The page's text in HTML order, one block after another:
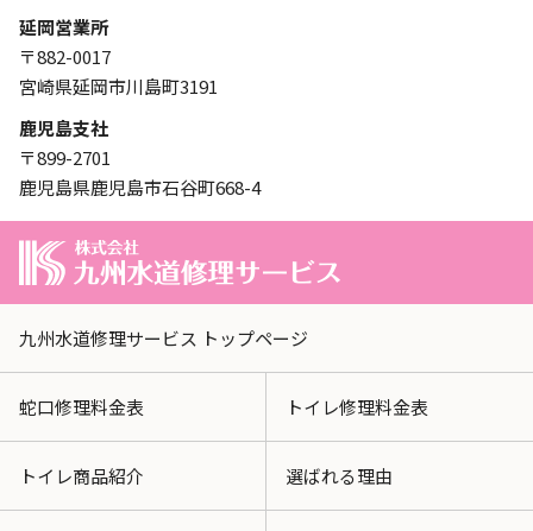
延岡営業所
〒882-0017
宮崎県延岡市川島町3191
鹿児島支社
〒899-2701
鹿児島県鹿児島市石谷町668-4
九州水道修理サービス トップページ
蛇口修理料金表 トイレ修理料金表
トイレ商品紹介 選ばれる理由